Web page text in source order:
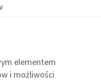
elementem
i możliwości